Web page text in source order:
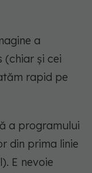
a
(chiar și cei
rapid pe
a programului
din prima linie
E nevoie